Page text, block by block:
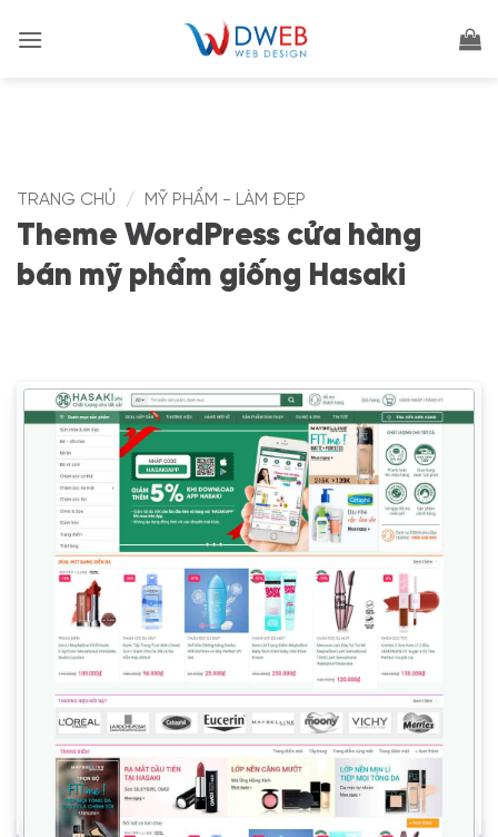
qua
TRANG CHỦ / MỸ PHẨM - LÀM ĐẸP
Theme WordPress cửa hàng
bán mỹ phẩm giống Hasaki